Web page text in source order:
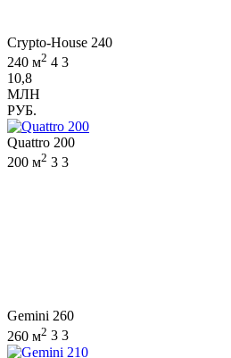
Crypto-House 240
240 м2 4 3
10,8
МЛН
РУБ.
Quattro 200
200 м2 3 3
Gemini 260
260 м2 3 3